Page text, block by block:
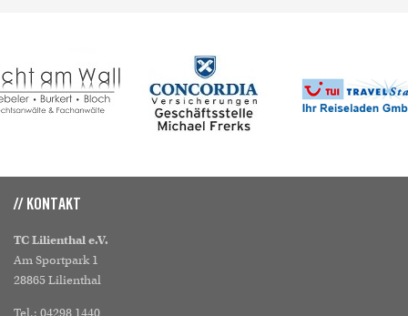
// KONTAKT
TC Lilienthal e.V.
Am Sportpark 1
28865 Lilienthal